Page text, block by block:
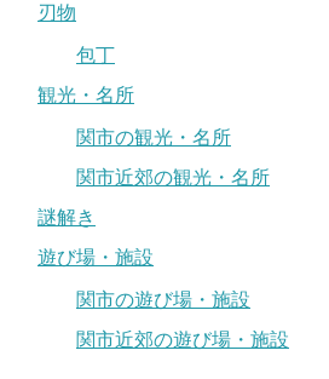
刃物
包丁
観光・名所
関市の観光・名所
関市近郊の観光・名所
謎解き
遊び場・施設
関市の遊び場・施設
関市近郊の遊び場・施設